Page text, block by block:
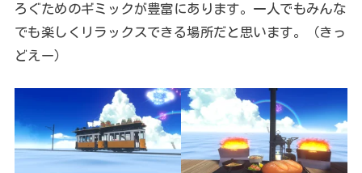
ろぐためのギミックが豊富にあります。一人でもみんな
でも楽しくリラックスできる場所だと思います。（きっ
どえー）